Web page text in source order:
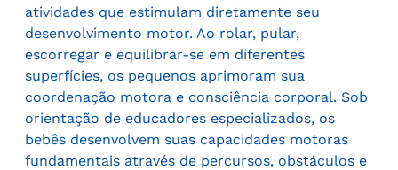
atividades que estimulam diretamente seu
desenvolvimento motor. Ao rolar, pular,
escorregar e equilibrar-se em diferentes
superfícies, os pequenos aprimoram sua
coordenação motora e consciência corporal. Sob
orientação de educadores especializados, os
bebês desenvolvem suas capacidades motoras
fundamentais através de percursos, obstáculos e